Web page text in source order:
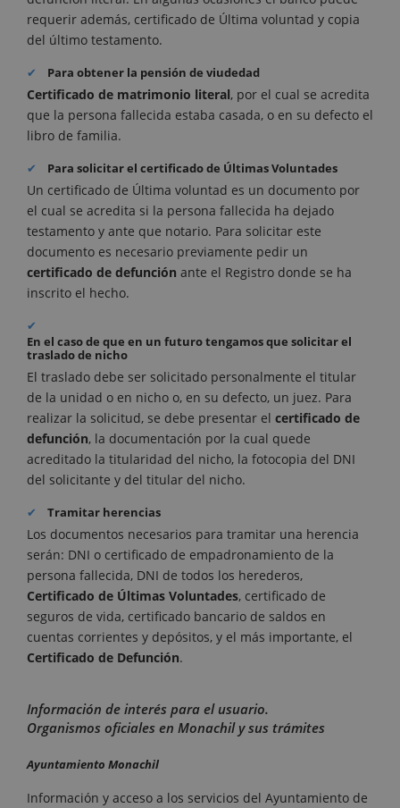
requerir además, certificado de Última voluntad y copia
del último testamento.
Para obtener la pensión de viudedad
Certificado de matrimonio literal, por el cual se acredita
que la persona fallecida estaba casada, o en su defecto el
libro de familia.
Para solicitar el certificado de Últimas Voluntades
Un certificado de Última voluntad es un documento por
el cual se acredita si la persona fallecida ha dejado
testamento y ante que notario. Para solicitar este
documento es necesario previamente pedir un
certificado de defunción ante el Registro donde se ha
inscrito el hecho.
En el caso de que en un futuro tengamos que solicitar el
traslado de nicho
El traslado debe ser solicitado personalmente el titular
de la unidad o en nicho o, en su defecto, un juez. Para
realizar la solicitud, se debe presentar el certificado de
defunción, la documentación por la cual quede
acreditado la titularidad del nicho, la fotocopia del DNI
del solicitante y del titular del nicho.
Tramitar herencias
Los documentos necesarios para tramitar una herencia
serán: DNI o certificado de empadronamiento de la
persona fallecida, DNI de todos los herederos,
Certificado de Últimas Voluntades, certificado de
seguros de vida, certificado bancario de saldos en
cuentas corrientes y depósitos, y el más importante, el
Certificado de Defunción.
Información de interés para el usuario.
Organismos oficiales en Monachil y sus trámites
Ayuntamiento Monachil
Información y acceso a los servicios del Ayuntamiento de